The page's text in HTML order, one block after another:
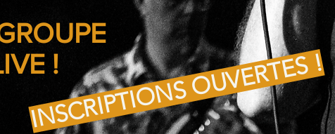
!
INSCRIPTIONS OUVERTES !